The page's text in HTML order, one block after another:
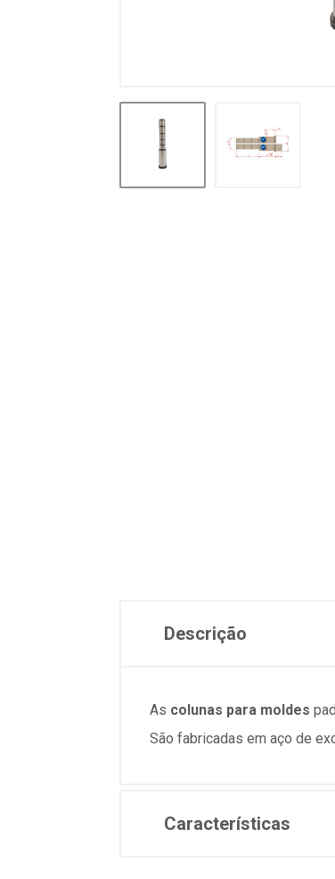
Descrição
As colunas para moldes
São fabricadas em aço de
Características